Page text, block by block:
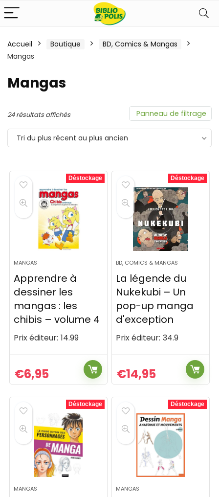
Accueil Boutique
BD, Comics & Mangas
Mangas
Mangas
Panneau de filtrage
24 résultats affichés
Tri du plus récent au plus ancien
Déstockage
MANGAS
Apprendre à
dessiner les
mangas : les
chibis – volume 4
Prix éditeur: 14.99
€6,95
Déstockage
BD, COMICS & MANGAS
La légende du
Nukekubi – Un
pop-up manga
d'exception
Prix éditeur: 34.9
€14,95
Déstockage
MANGAS
Déstockage
MANGAS